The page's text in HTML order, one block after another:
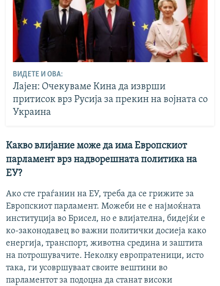
ВИДЕТЕ И ОВА:
Лајен: Очекуваме Кина да изврши
притисок врз Русија за прекин на војната со
Украина
Какво влијание може да има Европскиот
парламент врз надворешната политика на
ЕУ?
Ако сте граѓанин на ЕУ, треба да се грижите за
Европскиот парламент. Можеби не е најмоќната
институција во Брисел, но е влијателна, бидејќи е
ко-законодавец во важни политички досиеја како
енергија, транспорт, животна средина и заштита
на потрошувачите. Неколку европратеници, исто
така, ги усовршуваат своите вештини во
парламентот за подоцна да станат високи